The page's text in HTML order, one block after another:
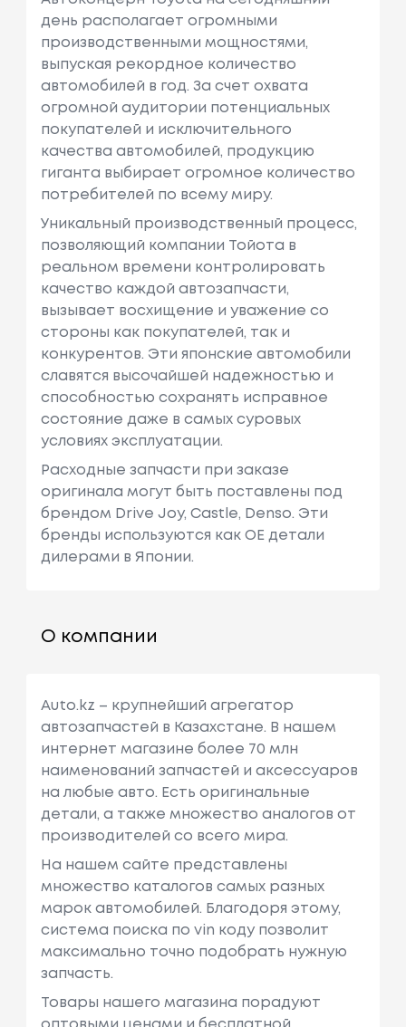
день располагает огромными
производственными мощностями,
выпуская рекордное количество
автомобилей в год. За счет охвата
огромной аудитории потенциальных
покупателей и исключительного
качества автомобилей, продукцию
гиганта выбирает огромное количество
потребителей по всему миру.
Уникальный производственный процесс,
позволяющий компании Тойота в
реальном времени контролировать
качество каждой автозапчасти,
вызывает восхищение и уважение со
стороны как покупателей, так и
конкурентов. Эти японские автомобили
славятся высочайшей надежностью и
способностью сохранять исправное
состояние даже в самых суровых
условиях эксплуатации.
Расходные запчасти при заказе
оригинала могут быть поставлены под
брендом Drive Joy, Castle, Denso. Эти
бренды используются как ОЕ детали
дилерами в Японии.
О компании
Auto.kz – крупнейший агрегатор
автозапчастей в Казахстане. В нашем
интернет магазине более 70 млн
наименований запчастей и аксессуаров
на любые авто. Есть оригинальные
детали, а также множество аналогов от
производителей со всего мира.
На нашем сайте представлены
множество каталогов самых разных
марок автомобилей. Благодоря этому,
система поиска по vin коду позволит
максимально точно подобрать нужную
запчасть.
Товары нашего магазина порадуют